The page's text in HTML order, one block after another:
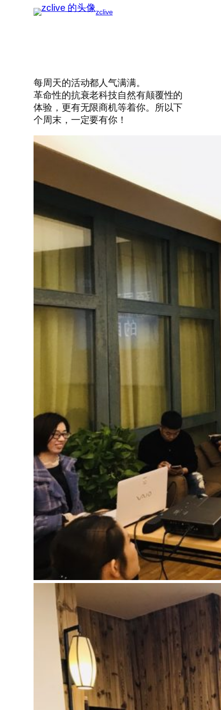
zclive
每周天的活动都人气满满。
革命性的抗衰老科技自然有颠覆性的
体验，更有无限商机等着你。所以下
个周末，一定要有你！